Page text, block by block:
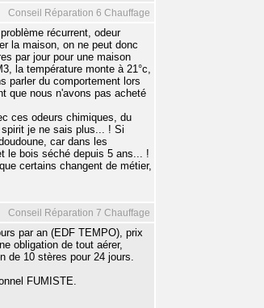
Conseil Réparation 6 Chauffage
récurrent, odeur
la maison, on ne peut donc
par jour pour une maison
la température monte à 21°c,
parler du comportement lors
que nous n'avons pas acheté
ces odeurs chimiques, du
je ne sais plus... ! Si
car dans les
le bois séché depuis 5 ans... !
certains changent de métier,
Conseil Réparation 7 Chauffage
par an (EDF TEMPO), prix
obligation de tout aérer,
de 10 stères pour 24 jours.
FUMISTE.